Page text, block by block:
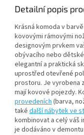
Detailní popis
Krásná komoda v
kovovými rámovými
designovým prvkem
obývacího nebo
elegantní a praktická
uprostřed otevřené
prostoru. Je vyrobena
mají kovové pojezdy.
provedeních (barva,
také další nábytek ve
kombinovat a celý váš
je dodáváno v